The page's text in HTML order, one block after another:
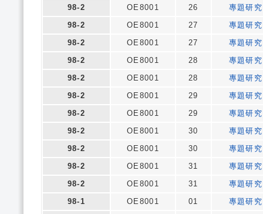
98-2
OE8001 26
專題研究
98-2
OE8001 27
專題研究
98-2
OE8001 27
專題研究
98-2
OE8001 28
專題研究
98-2
OE8001 28
專題研究
98-2
OE8001 29
專題研究
98-2
OE8001 29
專題研究
98-2
OE8001 30
專題研究
98-2
OE8001 30
專題研究
98-2
OE8001 31
專題研究
98-2
OE8001 31
專題研究
98-1
OE8001 01
專題研究